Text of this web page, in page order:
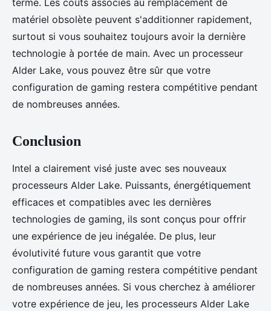
terme. Les coûts associés au remplacement de
matériel obsolète peuvent s'additionner rapidement,
surtout si vous souhaitez toujours avoir la dernière
technologie à portée de main. Avec un processeur
Alder Lake, vous pouvez être sûr que votre
configuration de gaming restera compétitive pendant
de nombreuses années.
Conclusion
Intel a clairement visé juste avec ses nouveaux
processeurs Alder Lake. Puissants, énergétiquement
efficaces et compatibles avec les dernières
technologies de gaming, ils sont conçus pour offrir
une expérience de jeu inégalée. De plus, leur
évolutivité future vous garantit que votre
configuration de gaming restera compétitive pendant
de nombreuses années. Si vous cherchez à améliorer
votre expérience de jeu, les processeurs Alder Lake